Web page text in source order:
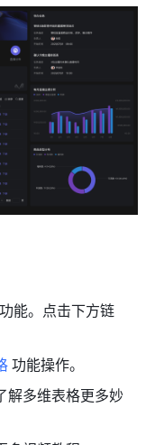
能。点击下方链
功能操作。
解多维表格更多妙